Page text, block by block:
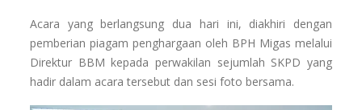
Acara yang berlangsung dua hari ini, diakhiri dengan
pemberian piagam penghargaan oleh BPH Migas melalui
Direktur BBM kepada perwakilan sejumlah SKPD yang
hadir dalam acara tersebut dan sesi foto bersama.